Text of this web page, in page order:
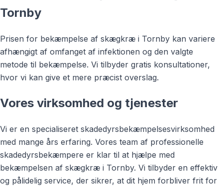
Tornby
Prisen for bekæmpelse af skægkræ i Tornby kan variere
afhængigt af omfanget af infektionen og den valgte
metode til bekæmpelse. Vi tilbyder gratis konsultationer,
hvor vi kan give et mere præcist overslag.
Vores virksomhed og tjenester
Vi er en specialiseret skadedyrsbekæmpelsesvirksomhed
med mange års erfaring. Vores team af professionelle
skadedyrsbekæmpere er klar til at hjælpe med
bekæmpelsen af skægkræ i Tornby. Vi tilbyder en effektiv
og pålidelig service, der sikrer, at dit hjem forbliver frit for